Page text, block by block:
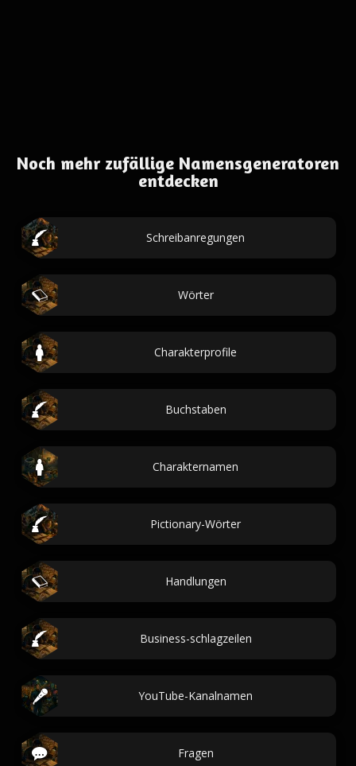
Noch mehr zufällige Namensgeneratoren
entdecken
Schreibanregungen
Wörter
Charakterprofile
Buchstaben
Charakternamen
Pictionary-Wörter
Handlungen
Business-schlagzeilen
YouTube-Kanalnamen
Fragen